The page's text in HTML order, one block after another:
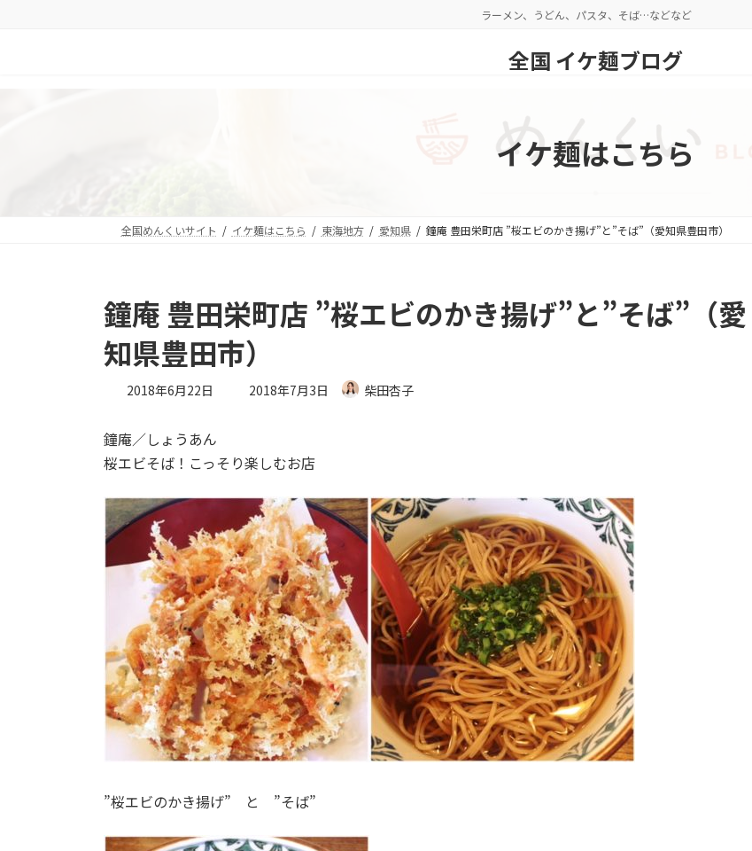
ラーメン、うどん、パスタ、そば…などなど
全国 イケ麺ブログ
イケ麺はこちら
全国めんくいサイト イケ麺はこちら 東海地方 愛知県 鐘庵 豊田栄町店 ”桜エビのかき揚げ”と”そば”（愛知県豊田市）
鐘庵 豊田栄町店 ”桜エビのかき揚げ”と”そば”（愛
知県豊田市）
2018年6月22日
最
日
時
2018年7月3日 柴田杏子
鐘庵／しょうあん
桜エビそば！こっそり楽しむお店
”桜エビのかき揚げ” と ”そば”